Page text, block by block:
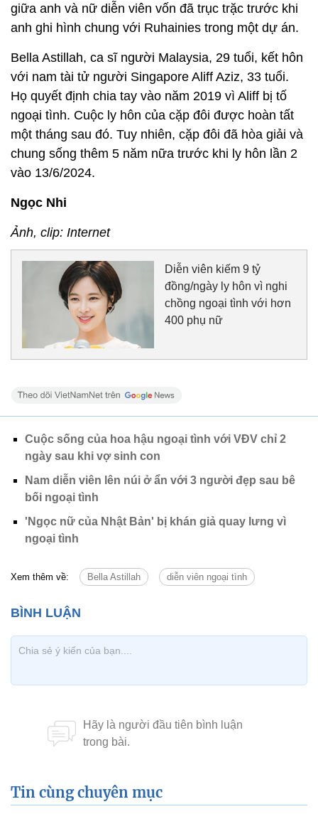
giữa anh và nữ diễn viên vốn đã trục trặc trước khi
anh ghi hình chung với Ruhainies trong một dự án.
Bella Astillah, ca sĩ người Malaysia, 29 tuổi, kết hôn
với nam tài tử người Singapore Aliff Aziz, 33 tuổi.
Họ quyết định chia tay vào năm 2019 vì Aliff bị tố
ngoại tình. Cuộc ly hôn của cặp đôi được hoàn tất
một tháng sau đó. Tuy nhiên, cặp đôi đã hòa giải và
chung sống thêm 5 năm nữa trước khi ly hôn lần 2
vào 13/6/2024.
Ngọc Nhi
Ảnh, clip: Internet
Diễn viên kiếm 9 tỷ
đồng/ngày ly hôn vì nghi
chồng ngoại tình với hơn
400 phụ nữ
Cuộc sống của hoa hậu ngoại tình với VĐV chỉ 2
ngày sau khi vợ sinh con
Nam diễn viên lên núi ở ẩn với 3 người đẹp sau bê
bối ngoại tình
'Ngọc nữ của Nhật Bản' bị khán giả quay lưng vì
ngoại tình
Xem thêm về: Bella Astillah diễn viên ngoại tình
Tin cùng chuyên mục